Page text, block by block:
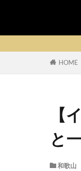
HOME
【
と
和歌山